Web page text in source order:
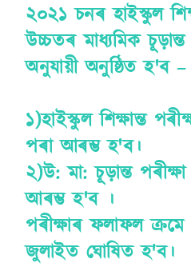
২০২১ চনৰ হাইস্কুল
উচ্চতৰ মাধ্যমিক
অনুযায়ী অনুষ্ঠিত হ'ব –
১)হাইস্কুল শিক্ষান্ত
পৰা আৰম্ভ হ'ব।
২)উ: মা: চূড়ান্ত
আৰম্ভ হ'ব ।
পৰীক্ষাৰ ফলাফল
জুলাইত ঘোষিত হ'ব।